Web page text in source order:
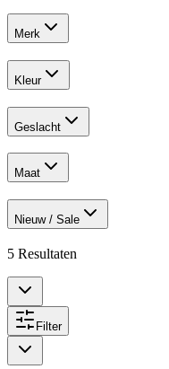
Merk
Kleur
Geslacht
Maat
Nieuw / Sale
5 Resultaten
Filter